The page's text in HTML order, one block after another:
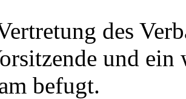
des
und ein
befugt.